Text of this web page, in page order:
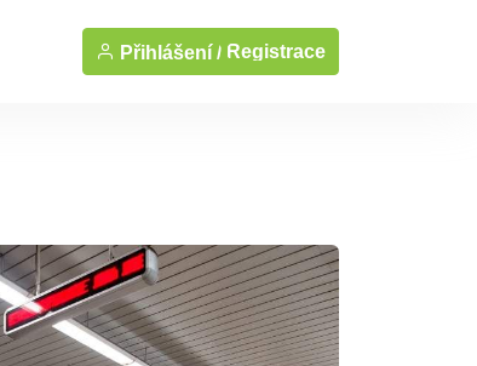
Přihlášení / Registrace